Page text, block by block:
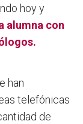
hoy y
alumna con
han
telefónicas
de